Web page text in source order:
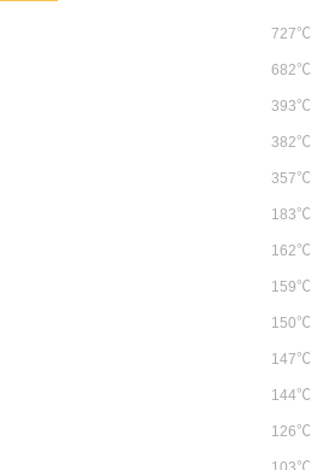
727℃
682℃
393℃
382℃
357℃
183℃
162℃
159℃
150℃
147℃
144℃
126℃